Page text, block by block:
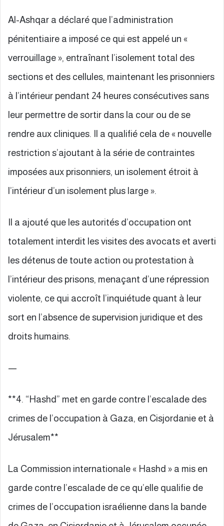
Al-Ashqar a déclaré que l’administration
pénitentiaire a imposé ce qui est appelé un «
verrouillage », entraînant l’isolement total des
sections et des cellules, maintenant les prisonniers
à l’intérieur pendant 24 heures consécutives sans
leur permettre de sortir dans la cour ou de se
rendre aux cliniques. Il a qualifié cela de « nouvelle
restriction s’ajoutant à la série de contraintes
imposées aux prisonniers, un isolement étroit à
l’intérieur d’un isolement plus large ».
Il a ajouté que les autorités d’occupation ont
totalement interdit les visites des avocats et averti
les détenus de toute action ou protestation à
l’intérieur des prisons, menaçant d’une répression
violente, ce qui accroît l’inquiétude quant à leur
sort en l’absence de supervision juridique et des
droits humains.
—
**4. “Hashd” met en garde contre l’escalade des
crimes de l’occupation à Gaza, en Cisjordanie et à
Jérusalem**
La Commission internationale « Hashd » a mis en
garde contre l’escalade de ce qu’elle qualifie de
crimes de l’occupation israélienne dans la bande